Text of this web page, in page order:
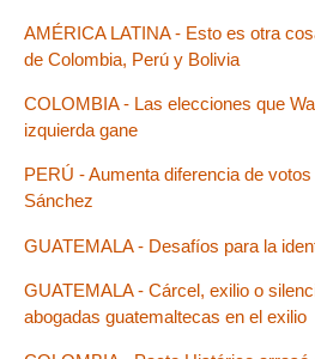
AMÉRICA LATINA - Esto es otra
de Colombia, Perú y Bolivia
COLOMBIA - Las elecciones que
izquierda gane
PERÚ - Aumenta diferencia de
Sánchez
GUATEMALA - Desafíos para la
GUATEMALA - Cárcel, exilio o
abogadas guatemaltecas en el exilio